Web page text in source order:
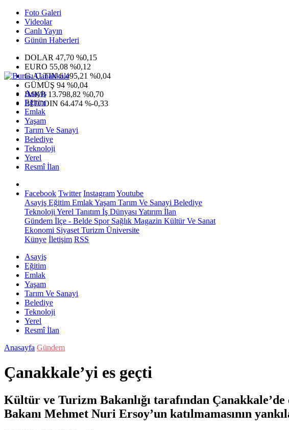
Foto Galeri
Videolar
Canlı Yayın
Günün Haberleri
DOLAR 47,70 %0,15
EURO 55,08 %0,12
G.ALTIN6.495,21 %0,04
GÜMÜŞ 94 %0,04
IMKB 13.798,82 %0,70
BITCOIN 64.474 %-0,33
Asayiş
Eğitim
Emlak
Yaşam
Tarım Ve Sanayi
Belediye
Teknoloji
Yerel
Resmî İlan
Facebook Twitter InstagramYoutube
Asayiş Eğitim EmlakYaşam Tarım Ve Sanayi Belediye
Teknoloji Yerel Tanıtım İş Dünyası Yatırım İlan
Gündem İlçe - Belde SporSağlık Magazin Kültür Ve Sanat
Ekonomi Siyaset Turizm Üniversite
Künye İletişim RSS
Asayiş
Eğitim
Emlak
Yaşam
Tarım Ve Sanayi
Belediye
Teknoloji
Yerel
Resmî İlan
Anasayfa Gündem
Çanakkale’yi es geçti
Kültür ve Turizm Bakanlığı tarafından
Bakanı Mehmet Nuri Ersoy’un katılmamasının